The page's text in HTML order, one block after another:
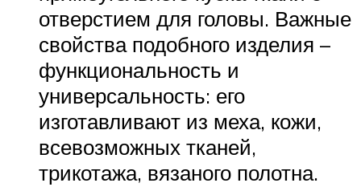
отверстием для головы. Важные
свойства подобного изделия –
функциональность и
универсальность: его
изготавливают из меха, кожи,
всевозможных тканей,
трикотажа, вязаного полотна.